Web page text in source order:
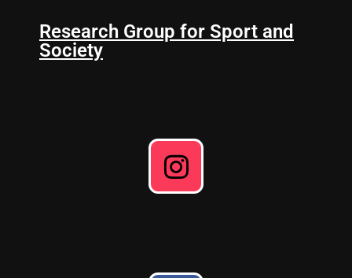
Research Group for Sport and
Society